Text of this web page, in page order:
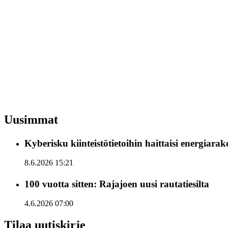
Uusimmat
Kyberisku kiinteistötietoihin haittaisi
8.6.2026 15:21
100 vuotta sitten: Rajajoen uusi rautatiesilta
4.6.2026 07:00
Tilaa uutiskirje